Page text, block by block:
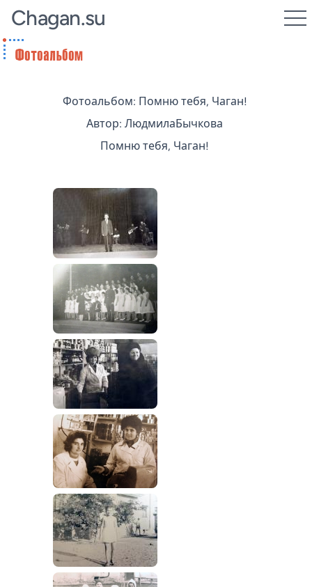
Chagan.su
Фотоальбом: Помню тебя, Чаган!
Автор: ЛюдмилаБычкова
Помню тебя, Чаган!